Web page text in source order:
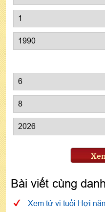
Bài viết cùng
Xem tử vi tuổi Hợi